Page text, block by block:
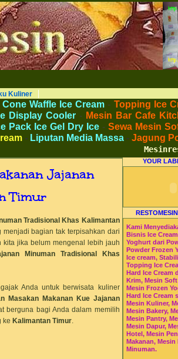
RESTOMESIN HI-WIN ICE CREAM
Mengemas Menyajikan Makanan Minuman untuk Dapur Kuliner untuk
dan Bahan Baku Ice Cream Es Krim Gelato Frozen Yoghurt. Pusat Pelatihan dan
Memasak Membuat Jajanan Masakan Makanan Minuman Kue Roti Cake.
Kuliner
Waffle Ice Cream - Topping Ice
Display Cooler - Mesin Bar Cafe
Pack Ice Gel Dry Ice - Sewa Mesin
- Liputan Media Massa - Jagung
Jajanan
Timur
Tradisional Khas Kalimantan
bagian tak terpisahkan dari
jika belum mengenal lebih jauh
Minuman Tradisional Khas
Anda untuk berwisata kuliner
Masakan Makanan Kue Jajanan
berguna bagi Anda dalam memilih
ke Kalimantan Timur.
YOUR
Kami
Bisnis Ice
Yoghurt dari
Powder Frozen
Ice cream,
Topping Ice
Hard Ice Cream
Krim, Mesin Soft
Mesin Frozen
Hard Ice Cream
Mesin Kuliner,
Mesin Bakery,
Mesin Pantry,
Mesin Dapur,
Hotel, Mesin
Makanan, Mesin
Minuman.